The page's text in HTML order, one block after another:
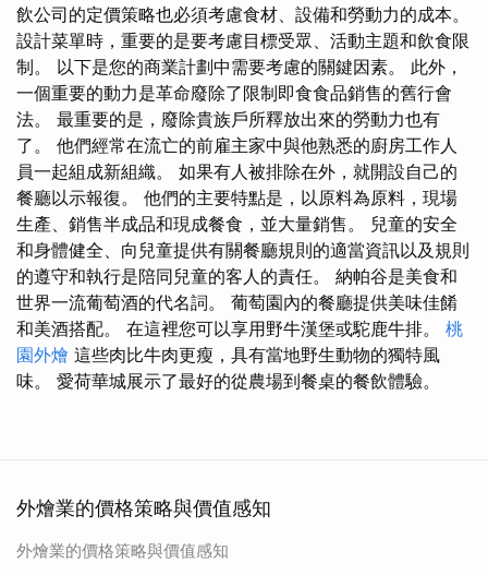
飲公司的定價策略也必須考慮食材、設備和勞動力的成本。
設計菜單時，重要的是要考慮目標受眾、活動主題和飲食限
制。 以下是您的商業計劃中需要考慮的關鍵因素。 此外，
一個重要的動力是革命廢除了限制即食食品銷售的舊行會
法。 最重要的是，廢除貴族戶所釋放出來的勞動力也有
了。 他們經常在流亡的前雇主家中與他熟悉的廚房工作人
員一起組成新組織。 如果有人被排除在外，就開設自己的
餐廳以示報復。 他們的主要特點是，以原料為原料，現場
生產、銷售半成品和現成餐食，並大量銷售。 兒童的安全
和身體健全、向兒童提供有關餐廳規則的適當資訊以及規則
的遵守和執行是陪同兒童的客人的責任。 納帕谷是美食和
世界一流葡萄酒的代名詞。 葡萄園內的餐廳提供美味佳餚
和美酒搭配。 在這裡您可以享用野牛漢堡或駝鹿牛排。 桃
園外燴 這些肉比牛肉更瘦，具有當地野生動物的獨特風
味。 愛荷華城展示了最好的從農場到餐桌的餐飲體驗。
外燴業的價格策略與價值感知
外燴業的價格策略與價值感知